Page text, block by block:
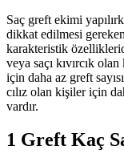
Saç greft ekimi
dikkat edilmesi
karakteristik
veya saçı kıvırcık
için daha az greft
cılız olan kişiler için
vardır.
1 Greft Kaç